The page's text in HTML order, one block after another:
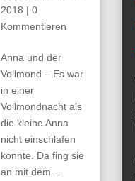
2018 | 0
Kommentieren
Anna und der
Vollmond – Es war
in einer
Vollmondnacht als
die kleine Anna
nicht einschlafen
konnte. Da fing sie
an mit dem…